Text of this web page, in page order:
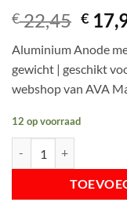
€22,45
prijs
was:
€
€
Aluminium Anode
gewicht | geschikt
webshop van AVA
12 op voorraad